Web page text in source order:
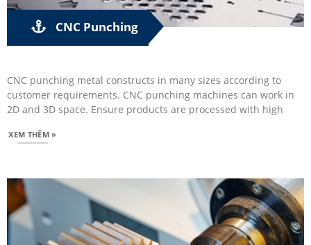
CNC Punching
CNC punching metal constructs in many sizes according to
customer requirements. CNC punching machines can work in
2D and 3D space. Ensure products are processed with high
XEM THÊM »